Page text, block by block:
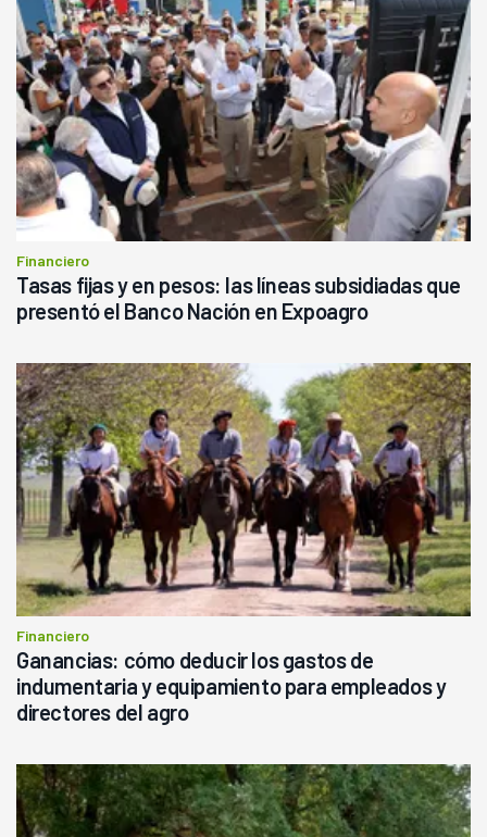
Financiero
Tasas fijas y en pesos: las líneas subsidiadas que
presentó el Banco Nación en Expoagro
Financiero
Ganancias: cómo deducir los gastos de
indumentaria y equipamiento para empleados y
directores del agro